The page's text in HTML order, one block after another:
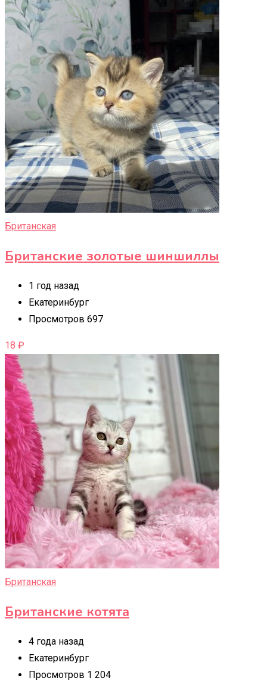
Британская
Британские золотые шиншиллы
1 год назад
Екатеринбург
Просмотров 697
18 ₽
Британская
Британские котята
4 года назад
Екатеринбург
Просмотров 1 204